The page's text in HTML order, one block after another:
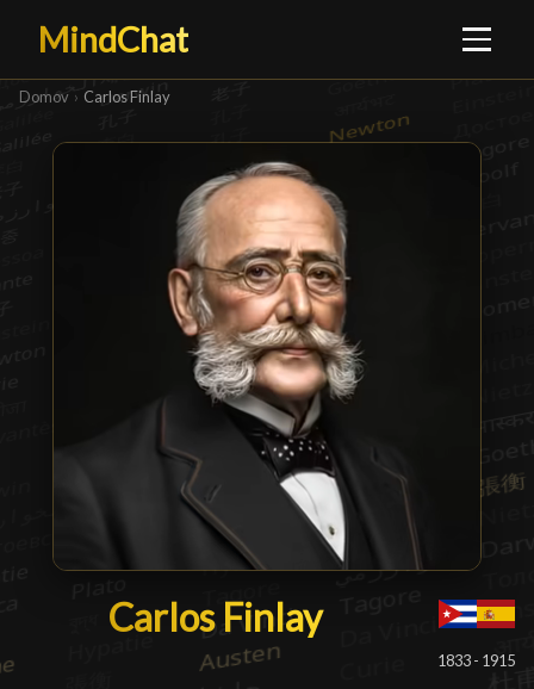
MindChat
Domov › Carlos Finlay
Carlos Finlay
Carlos Finlay█
1833 - 1915